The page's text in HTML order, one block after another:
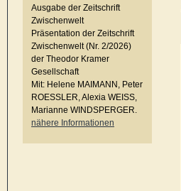
Ausgabe der Zeitschrift
Zwischenwelt
Präsentation der Zeitschrift
Zwischenwelt (Nr. 2/2026)
der Theodor Kramer
Gesellschaft
Mit: Helene MAIMANN, Peter
ROESSLER, Alexia WEISS,
Marianne WINDSPERGER.
nähere Informationen